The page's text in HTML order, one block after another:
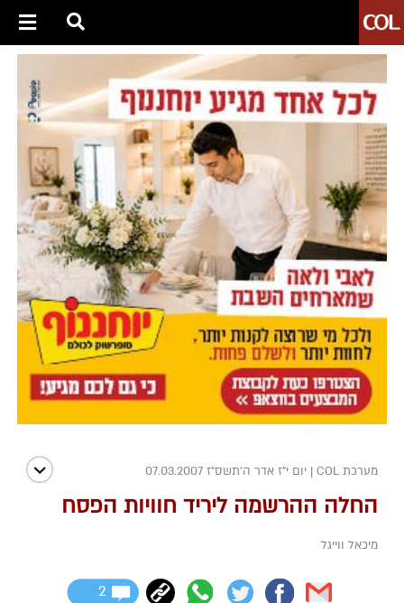
מערכת COL | יום י"ז אדר ה׳תשס״ז 07.03.2007
החלה ההרשמה ליריד חוויות הפסח
מיכאל ווייגל
2